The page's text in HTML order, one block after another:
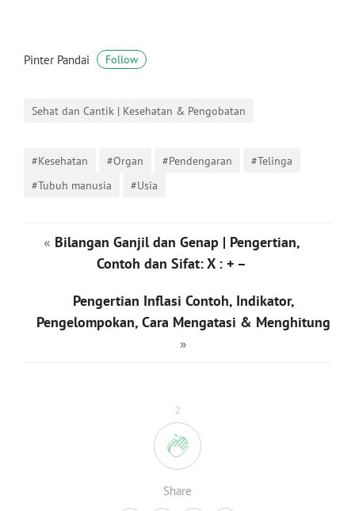
2
Share
Pinter Pandai Follow
Sehat dan Cantik | Kesehatan & Pengobatan
#Kesehatan #Organ #Pendengaran
#Telinga
#Tubuh manusia
#Usia
« Bilangan Ganjil dan Genap | Pengertian,
Contoh dan Sifat: X : + –
Pengertian Inflasi Contoh, Indikator,
Pengelompokan, Cara Mengatasi & Menghitung
»